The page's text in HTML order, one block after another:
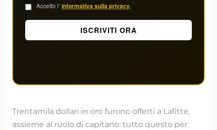
Accetto l’informativa sulla privacy.
Trentamila dollari in oro furono offerti a Lafitte,
assieme al ruolo di capitano: tutto questo per